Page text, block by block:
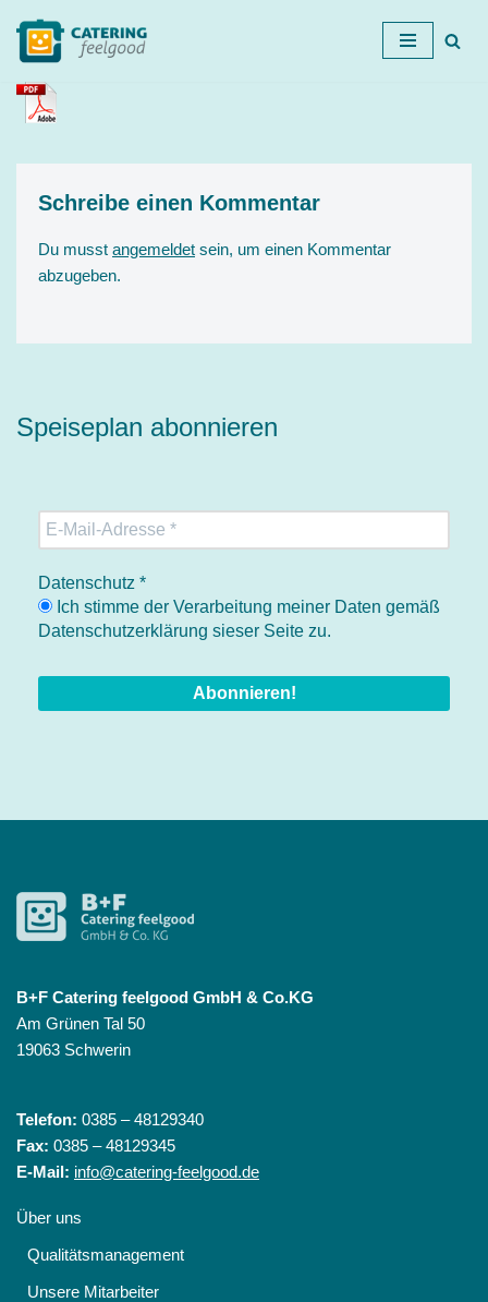
Zum
Inhalt
springen
Schreibe einen Kommentar
Du musst angemeldet sein, um einen Kommentar
abzugeben.
Speiseplan abonnieren
Datenschutz *
Ich stimme der Verarbeitung meiner Daten gemäß
Datenschutzerklärung sieser Seite zu.
B+F Catering feelgood GmbH & Co.KG
Am Grünen Tal 50
19063 Schwerin
Telefon: 0385 – 48129340
Fax: 0385 – 48129345
E-Mail: info@catering-feelgood.de
Über uns
Qualitätsmanagement
Unsere Mitarbeiter